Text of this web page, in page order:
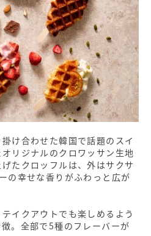
け合わせた韓国で話題のスイ
リジナルのクロワッサン生地
たクロッフルは、外はサクサ
幸せな香りがふわっと広が
イクアウトでも楽しめるよう
。全部で5種のフレーバーが